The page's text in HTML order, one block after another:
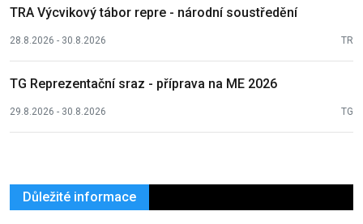
TRA Výcvikový tábor repre - národní soustředění
28.8.2026 - 30.8.2026 TR
TG Reprezentační sraz - příprava na ME 2026
29.8.2026 - 30.8.2026 TG
Důležité informace